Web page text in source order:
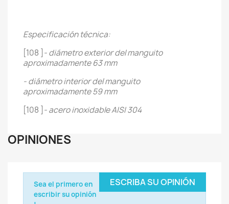
Especificación técnica:
[108 ] - diámetro exterior del manguito
aproximadamente 63 mm
- diámetro interior del manguito
aproximadamente 59 mm
[108 ] - acero inoxidable AISI 304
OPINIONES
ESCRIBA SU OPINIÓN
Sea el primero en
escribir su opinión